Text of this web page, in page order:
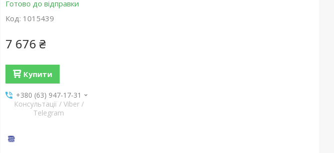
Готово до відправки
Код: 1015439
7 676 ₴
Купити
+380 (63) 947-17-31
Консультації / Viber /
Telegram